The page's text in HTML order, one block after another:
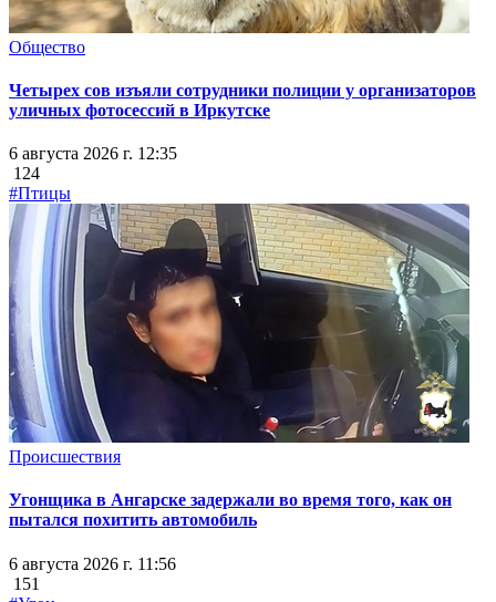
Общество
Четырех сов изъяли сотрудники полиции у организаторов
уличных фотосессий в Иркутске
6 августа 2026 г. 12:35
124
#Птицы
Происшествия
Угонщика в Ангарске задержали во время того, как он
пытался похитить автомобиль
6 августа 2026 г. 11:56
151